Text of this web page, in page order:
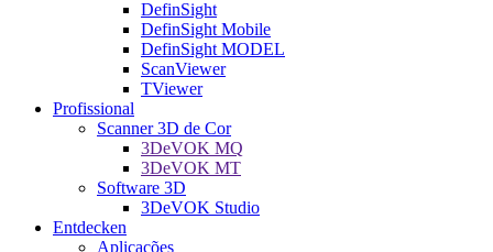
DefinSight
DefinSight Mobile
DefinSight MODEL
ScanViewer
TViewer
Profissional
Scanner 3D de Cor
3DeVOK MQ
3DeVOK MT
Software 3D
3DeVOK Studio
Entdecken
Aplicações